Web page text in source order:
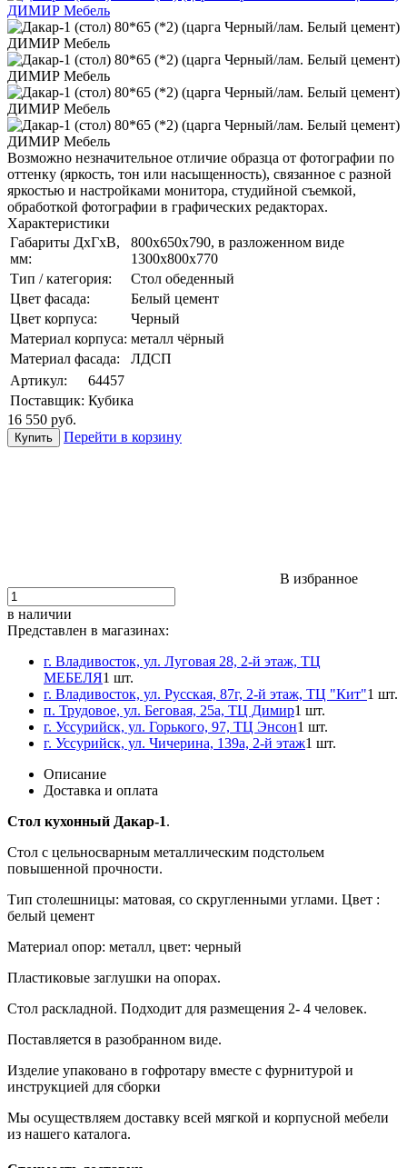
Возможно незначительное отличие образца от фотографии по
оттенку (яркость, тон или насыщенность), связанное с разной
яркостью и настройками монитора, студийной съемкой,
обработкой фотографии в графических редакторах.
Характеристики
Габариты ДхГхВ,
мм:
800х650х790, в разложенном виде
1300х800х770
Тип / категория:
Стол обеденный
Цвет фасада:
Белый цемент
Цвет корпуса:
Черный
Материал корпуса: металл чёрный
Материал фасада:
ЛДСП
Артикул:
64457
Поставщик: Кубика
16 550 руб.
Перейти в корзину
В избранное
в наличии
Представлен в магазинах:
г. Владивосток, ул. Луговая 28, 2-й этаж, ТЦ
МЕБЕЛЯ1 шт.
г. Владивосток, ул. Русская, 87г, 2-й этаж, ТЦ "Кит"1 шт.
п. Трудовое, ул. Беговая, 25а, ТЦ Димир1 шт.
г. Уссурийск, ул. Горького, 97, ТЦ Энсон1 шт.
г. Уссурийск, ул. Чичерина, 139а, 2-й этаж1 шт.
Описание
Доставка и оплата
Стол кухонный Дакар-1.
Стол с цельносварным металлическим подстольем
повышенной прочности.
Тип столешницы: матовая, со скругленными углами. Цвет :
белый цемент
Материал опор: металл, цвет: черный
Пластиковые заглушки на опорах.
Стол раскладной. Подходит для размещения 2- 4 человек.
Поставляется в разобранном виде.
Изделие упаковано в гофротару вместе с фурнитурой и
инструкцией для сборки
Мы осуществляем доставку всей мягкой и корпусной мебели
из нашего каталога.